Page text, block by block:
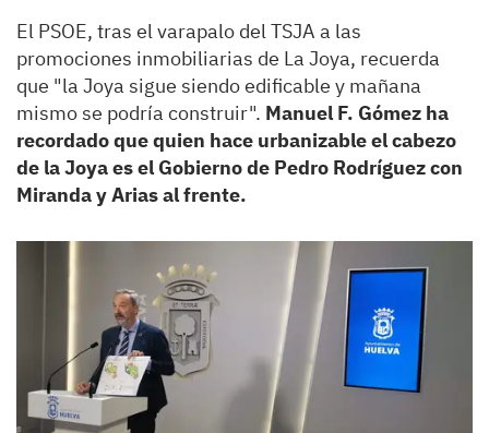
El PSOE, tras el varapalo del TSJA a las
promociones inmobiliarias de La Joya, recuerda
que "la Joya sigue siendo edificable y mañana
mismo se podría construir". Manuel F. Gómez ha
recordado que quien hace urbanizable el cabezo
de la Joya es el Gobierno de Pedro Rodríguez con
Miranda y Arias al frente.